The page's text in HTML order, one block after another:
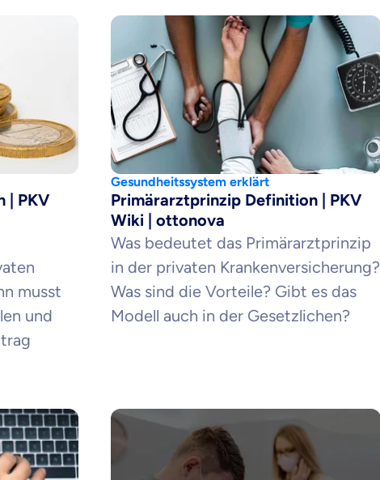
| PKV
musst
und
Gesundheitssystem erklärt
Primärarztprinzip Definition | PKV
Wiki | ottonova
Was bedeutet das Primärarztprinzip
in der privaten Krankenversicherung?
Was sind die Vorteile? Gibt es das
Modell auch in der Gesetzlichen?
Beamten
Versicherung
Zahnzusatz
Versicherung
Krankenhaus
Versicherung
meiner Daten erkläre ich meine